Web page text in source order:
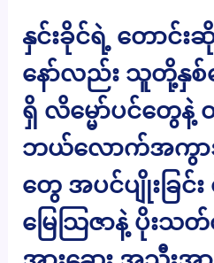
နှင်းခိုင်ရဲ့ တောင်း
နော်လည်း သူတို့နှ
ရှိ လိမ္မော်ပင်တွေ
ဘယ်လောက်အကွာ
တွေ အပင်ပျိုးခြင်
မြေသြဇာနဲ့ ပိုးသ